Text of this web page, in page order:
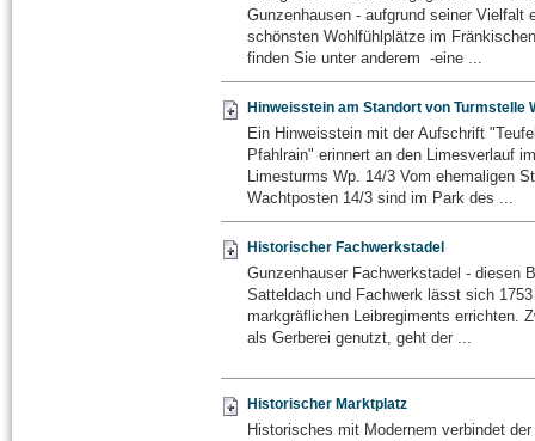
Gunzenhausen - aufgrund seiner Vielfalt
schönsten Wohlfühlplätze im
finden Sie unter anderem -eine ...
Hinweisstein am Standort von Turmstelle
Ein Hinweisstein mit der Aufschrift
Pfahlrain" erinnert an den Limesverlauf
Limesturms Wp. 14/3 Vom ehemaligen
Wachtposten 14/3 sind im Park des ...
Historischer Fachwerkstadel
Gunzenhauser Fachwerkstadel - diesen
Satteldach und Fachwerk lässt sich
markgräflichen Leibregiments errichten.
als Gerberei genutzt, geht der ...
Historischer Marktplatz
Historisches mit Modernem verbindet der